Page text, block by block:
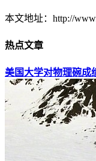
本文地址：http://
热点文章
美国大学对物理碗成